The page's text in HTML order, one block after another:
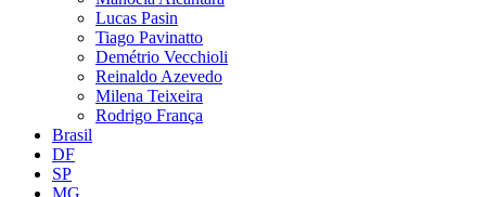
Lucas Pasin
Tiago Pavinatto
Demétrio Vecchioli
Reinaldo Azevedo
Milena Teixeira
Rodrigo França
Brasil
DF
SP
MG